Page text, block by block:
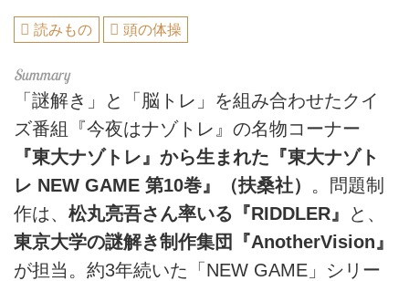
読みもの 頭の体操
「謎解き」と「脳トレ」を組み合わせたクイ
ズ番組『今夜はナゾトレ』の名物コーナー
『東大ナゾトレ』から生まれた『東大ナゾト
レ NEW GAME 第10巻』（扶桑社） 。問題制
作は、 松丸亮吾さん率いる『RIDDLER』
と、
東京大学の謎解き制作集団『AnotherVision』
が担当。約3年続いた「NEW GAME」シリー